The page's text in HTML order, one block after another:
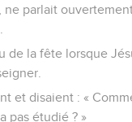
ne parlait
de la fête lorsque
et disaient : «
pas étudié ? »